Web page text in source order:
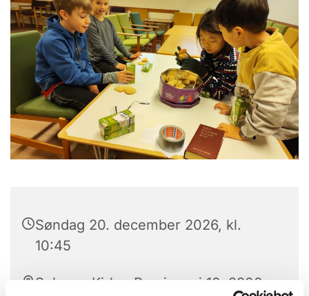
Søndag 20. december 2026, kl.
10:45
Solvang Kirke, Remisevej 10, 2300